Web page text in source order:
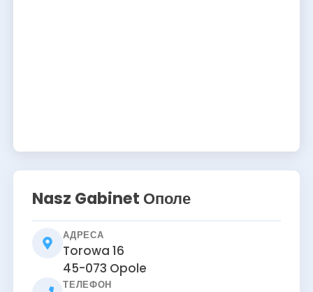
Nasz Gabinet Ополе
АДРЕСА
Torowa 16
45-073 Opole
ТЕЛЕФОН